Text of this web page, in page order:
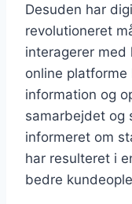
Desuden har
revolutioneret
interagerer med
online
information og
samarbejdet og
informeret om
har resulteret i
bedre